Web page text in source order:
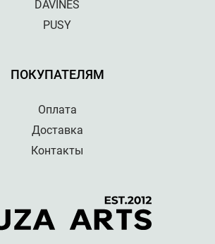
DAVINES
PUSY
ПОКУПАТЕЛЯМ
Оплата
Доставка
Контакты